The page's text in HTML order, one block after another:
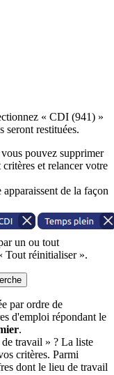
« CDI (941) »
seront restituées.
pouvez supprimer
et relancer votre
de la façon
un ou tout
Tout réinitialiser ».
par ordre de
d'emploi répondant le
.
travail » ? La liste
critères. Parmi
dont le lieu de travail